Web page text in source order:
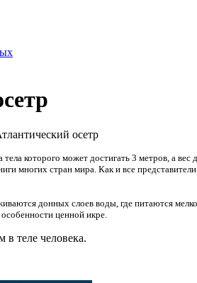
осетр
которого может достигать 3 метров, а
многих стран мира. Как и все
донных слоев воды, где питаются
ценной икре.
теле человека.